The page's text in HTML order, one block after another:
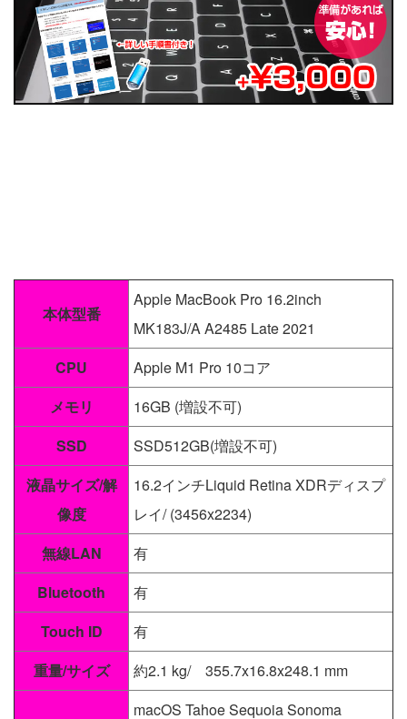
本体型番
Apple MacBook Pro 16.2inch
MK183J/A A2485 Late 2021
CPU
Apple M1 Pro 10コア
メモリ
16GB (増設不可)
SSD
SSD512GB(増設不可)
液晶サイズ/解
像度
16.2インチLiquid Retina XDRディスプ
レイ/ (3456x2234)
無線LAN
有
Bluetooth
有
Touch ID
有
重量/サイズ
約2.1 kg/ 355.7x16.8x248.1 mm
macOS Tahoe Sequoia Sonoma